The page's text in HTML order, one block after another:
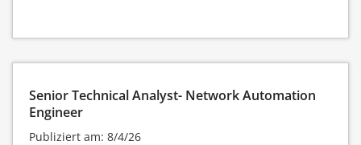
Senior Technical Analyst- Network Automation
Engineer
Publiziert am: 8/4/26